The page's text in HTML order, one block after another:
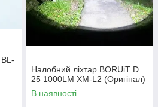
Налобний ліхтар BORUiT D
25 1000LM XM-L2 (Оригінал)
В наявності